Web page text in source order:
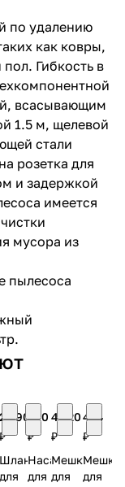
по удалению
как ковры,
Гибкость в
всасывающим
1.5 м, щелевой
стали
розетка для
и задержкой
имеется
мусора из
пылесоса
2 590
₽
для
590
₽
Насадка
для
4 120
₽
Мешки
для
434
₽
Мешки
для
в 2 недели